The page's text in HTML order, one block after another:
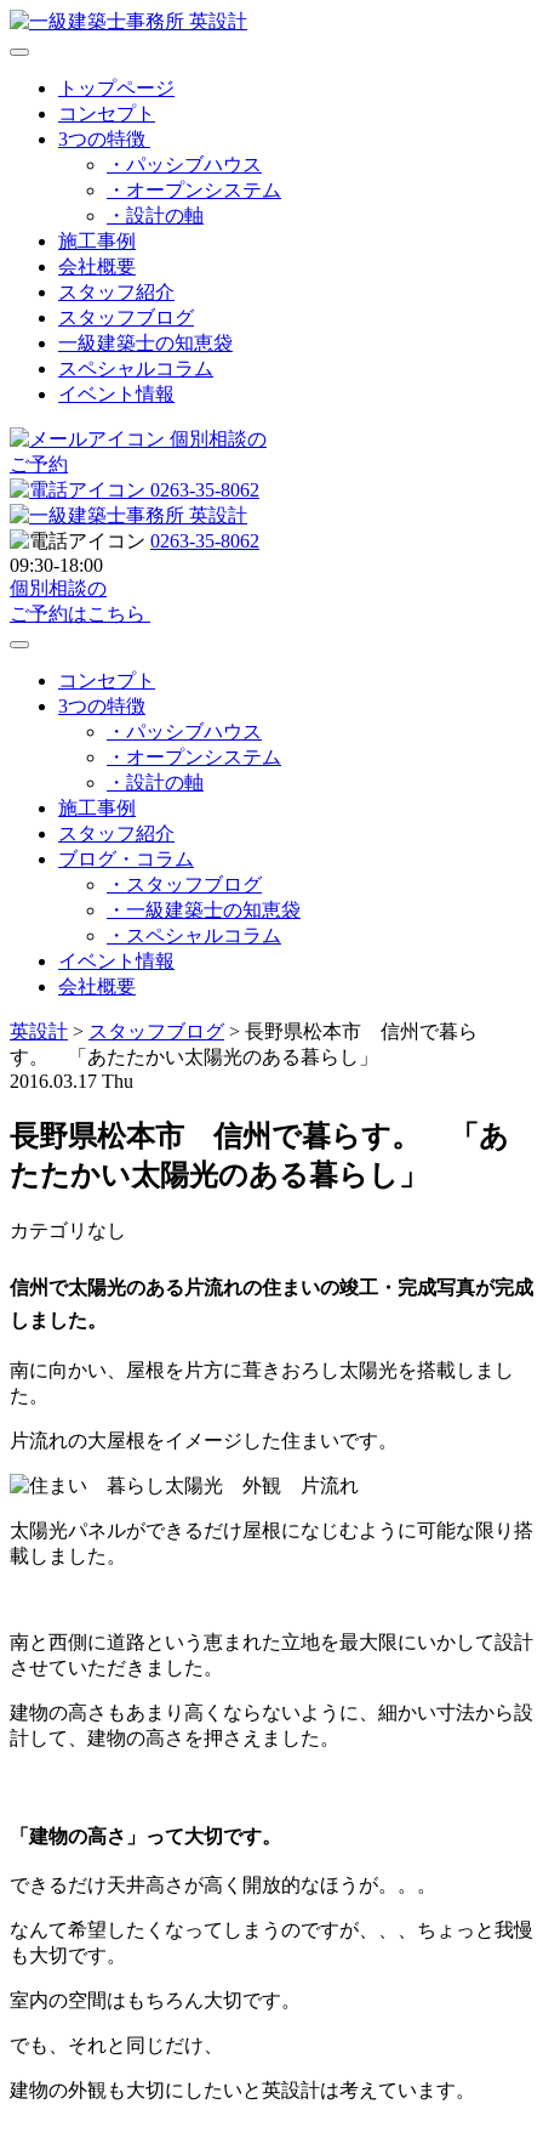
トップページ
コンセプト
3つの特徴
・パッシブハウス
・オープンシステム
・設計の軸
施工事例
会社概要
スタッフ紹介
スタッフブログ
一級建築士の知恵袋
スペシャルコラム
イベント情報
個別相談の
ご予約
0263-35-8062
0263-35-8062
09:30-18:00
個別相談の
ご予約はこちら
コンセプト
3つの特徴
・パッシブハウス
・オープンシステム
・設計の軸
施工事例
スタッフ紹介
ブログ・コラム
・スタッフブログ
・一級建築士の知恵袋
・スペシャルコラム
イベント情報
会社概要
英設計 > スタッフブログ > 長野県松本市 信州で暮ら
す。 「あたたかい太陽光のある暮らし」
2016.03.17 Thu
長野県松本市 信州で暮らす。 「あ
たたかい太陽光のある暮らし」
カテゴリなし
信州で太陽光のある片流れの住まいの竣工・完成写真が完成
しました。
南に向かい、屋根を片方に葺きおろし太陽光を搭載しまし
た。
片流れの大屋根をイメージした住まいです。
太陽光パネルができるだけ屋根になじむように可能な限り搭
載しました。
南と西側に道路という恵まれた立地を最大限にいかして設計
させていただきました。
建物の高さもあまり高くならないように、細かい寸法から設
計して、建物の高さを押さえました。
「建物の高さ」って大切です。
できるだけ天井高さが高く開放的なほうが。。。
なんて希望したくなってしまうのですが、、、ちょっと我慢
も大切です。
室内の空間はもちろん大切です。
でも、それと同じだけ、
建物の外観も大切にしたいと英設計は考えています。